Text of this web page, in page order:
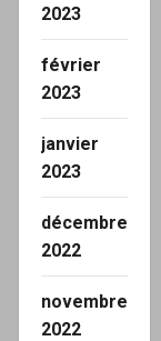
2023
février
2023
janvier
2023
décembre
2022
novembre
2022